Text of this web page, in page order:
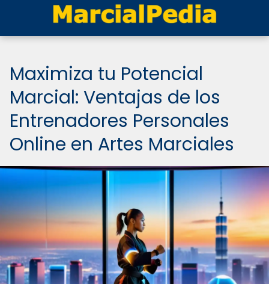
Maximiza tu Potencial
Marcial: Ventajas de los
Entrenadores Personales
Online en Artes Marciales